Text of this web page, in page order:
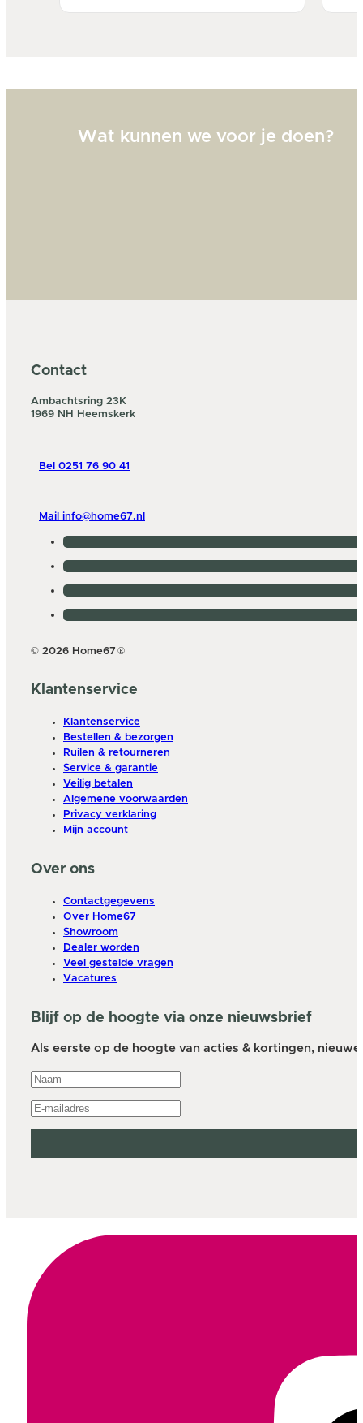
Wat kunnen we voor je doen?
Contact
Ambachtsring 23K
1969 NH Heemskerk
Bel 0251 76 90 41
Mail info@home67.nl
© 2026 Home67 ®
Klantenservice
Klantenservice
Bestellen & bezorgen
Ruilen & retourneren
Service & garantie
Veilig betalen
Algemene voorwaarden
Privacy verklaring
Mijn account
Over ons
Contactgegevens
Over Home67
Showroom
Dealer worden
Veel gestelde vragen
Vacatures
Blijf op de hoogte via onze nieuwsbrief
Als eerste op de hoogte van acties & kortingen,